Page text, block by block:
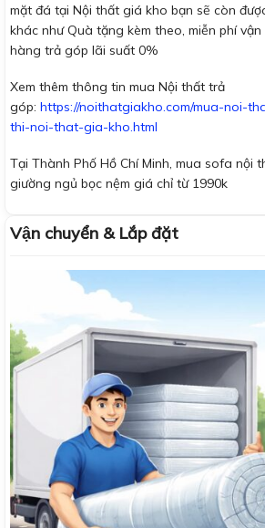
mặt đá tại Nội thất giá kho bạn sẽ còn
khác như Quà tặng kèm theo, miễn phí
hàng trả góp lãi suất 0%
Xem thêm thông tin mua Nội thất trả
góp: https://noithatgiakho.com/mua-noi-
thi-noi-that-gia-kho.html
Tại Thành Phố Hồ Chí Minh, mua sofa nội
giường ngủ bọc nệm giá chỉ từ 1990k
Vận chuyển & Lắp đặt